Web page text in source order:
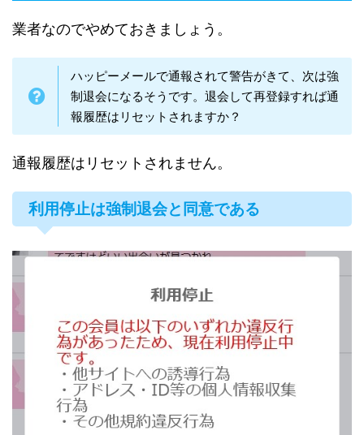
業者なのでやめておきましょう。
ハッピーメールで通報されて警告がきて、次は強
制退会になるそうです。退会して再登録すれば通
報履歴はリセットされますか？
通報履歴はリセットされません。
利用停止は強制退会と同意である